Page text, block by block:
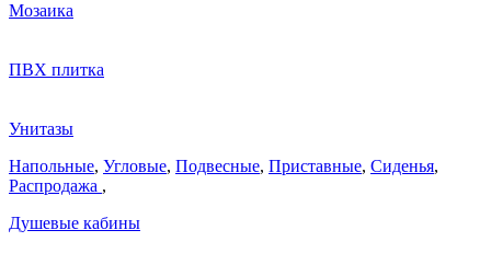
Мозаика
ПВХ плитка
Унитазы
Напольные, Угловые, Подвесные, Приставные, Сиденья,
Распродажа ,
Душевые кабины